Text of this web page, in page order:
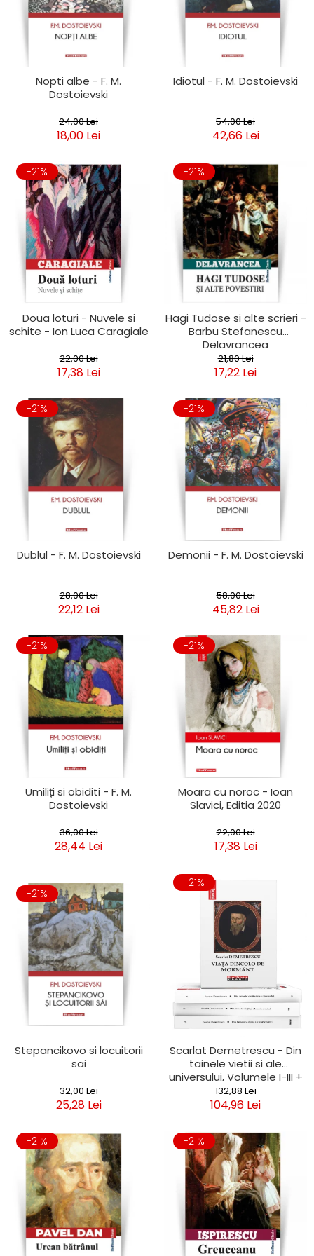
Clasica
Contemporana
Universala
Universala
Publicistica / Reportaje / Interviuri
Stiinte umaniste
Istorie
Sociologie si filozofie
Nopti albe - F. M.
Dostoievski
24,00 Lei
18,00 Lei
Idiotul - F. M. Dostoievski
54,00 Lei
42,66 Lei
-21%
Doua loturi - Nuvele si
schite - Ion Luca Caragiale
22,00 Lei
17,38 Lei
-21%
Hagi Tudose si alte scrieri -
Barbu Stefanescu
Delavrancea
21,80 Lei
17,22 Lei
-21%
Dublul - F. M. Dostoievski
28,00 Lei
22,12 Lei
-21%
Demonii - F. M. Dostoievski
58,00 Lei
45,82 Lei
-21%
Umiliți si obiditi - F. M.
Dostoievski
36,00 Lei
28,44 Lei
-21%
Moara cu noroc - Ioan
Slavici, Editia 2020
22,00 Lei
17,38 Lei
-21%
Stepancikovo si locuitorii
sai
32,00 Lei
25,28 Lei
-21%
Scarlat Demetrescu - Din
tainele vietii si ale
universului, Volumele I-III +
Viata dincolo de mormant
132,88 Lei
104,96 Lei
-21% -21%